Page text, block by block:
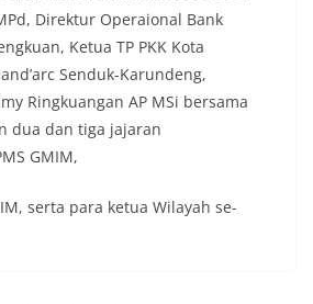
Direktur Operaional Bank
Ketua TP PKK Kota
Senduk-Karundeng,
Ringkuangan AP MSi bersama
dua dan tiga jajaran
GMIM,
serta para ketua Wilayah se-